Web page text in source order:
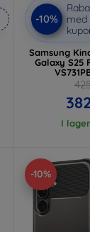
-10%
med
Samsung
Galaxy S25
I
-10%